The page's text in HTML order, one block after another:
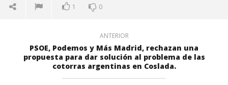
1 0
ANTERIOR
PSOE, Podemos y Más Madrid, rechazan una
propuesta para dar solución al problema de las
cotorras argentinas en Coslada.